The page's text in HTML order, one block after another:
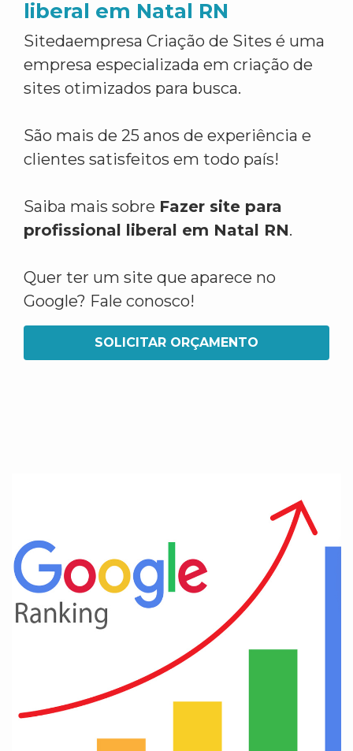
liberal em Natal RN
Sitedaempresa Criação de Sites é uma
empresa especializada em criação de
sites otimizados para busca.
São mais de 25 anos de experiência e
clientes satisfeitos em todo país!
Saiba mais sobre Fazer site para
profissional liberal em Natal RN.
Quer ter um site que aparece no
Google? Fale conosco!
SOLICITAR ORÇAMENTO